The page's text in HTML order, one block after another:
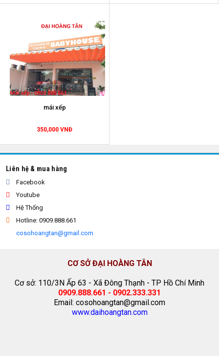
mái xếp
350,000 VNĐ
Liên hệ & mua hàng
Facebook
Youtube
Hệ Thống
Hotline: 0909.888.661
cosohoangtan@gmail.com
CƠ SỞ ĐẠI HOÀNG TÂN
Cơ sở: 110/3N Ấp 63 - Xã Đông Thạnh - TP Hồ Chí Minh
0909.888.661 - 0902.333.331
Email: cosohoangtan@gmail.com
www.daihoangtan.com